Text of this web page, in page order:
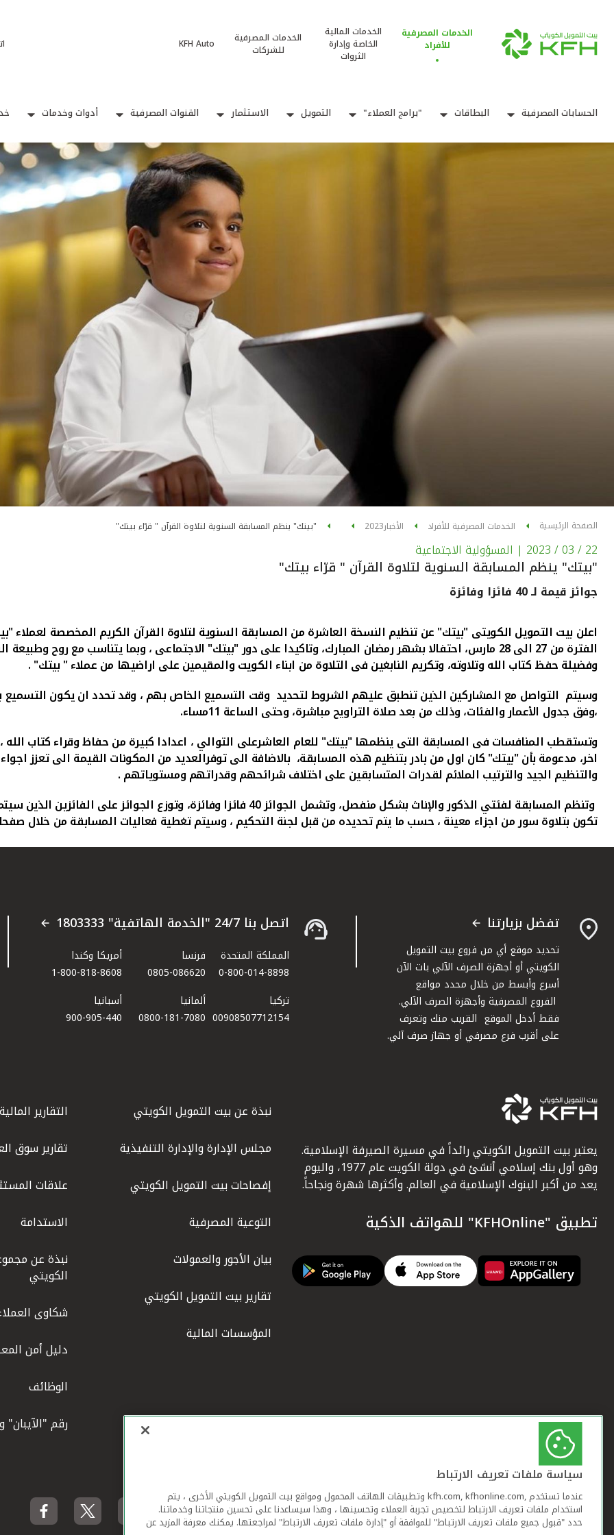
الخدمات المصرفية
للأفراد
الخدمات المالية
الخاصة وإدارة
الثروات
الخدمات المصرفية
للشركات
KFH Auto
الحسابات المصرفية البطاقات "برامج العملاء" التمويل الاستثمار القنوات المصرفية أدوات وخدمات
الصفحة الرئيسية الخدمات المصرفية للأفراد الأخبار2023 "بيتك" ينظم المسابقة السنوية لتلاوة القرآن " قرّاء بيتك"
22 / 03 / 2023 | المسؤولية الاجتماعية
"بيتك" ينظم المسابقة السنوية لتلاوة القرآن " قرّاء بيتك"
جوائز قيمة لـ 40 فائزا وفائزة
الفترة من 27 الى 28 مارس، احتفالا بشهر رمضان المبارك، وتاكيدا على دور "بيتك" الاجتماعى ، وبما يتناسب مع
وفضيلة حفظ كتاب الله وتلاوته، وتكريم النابغين فى التلاوة من ابناء الكويت والمقيمين على اراضيها من عملاء " بيتك" .
،وفق جدول الأعمار والفئات، وذلك من بعد صلاة التراويح مباشرة، وحتى الساعة 11مساء
.
وتستقطب المنافسات فى المسابقة التى ينظمها "بيتك" للعام العاشرعلى التوالي ، اعدادا كبيرة من حفاظ وقراء كتاب
اخر، مدعومة بأن "بيتك" كان اول من بادر بتنظيم هذه المسابقة، بالاضافة الى توفرالعديد من المكونات القيمة الى تعزز
والتنظيم الجيد والترتيب الملائم لقدرات المتسابقين على اختلاف شرائحهم وقدراتهم ومستوياتهم.
وتنظم المسابقة لفئتي الذكور والإناث بشكل منفصل، وتشمل الجوائز 40 فائزا
تكون بتلاوة سور من اجزاء معينة ، حسب ما يتم تحديده من قبل لجنة التحكيم ، وسيتم تغطية فعاليات المسابقة من خلال
تفضل بزيارتنا
تحديد موقع أي من فروع بيت التمويل
الكويتي أو أجهزة الصرف الآلي بات الآن
أسرع وأبسط من خلال محدد مواقع
الفروع المصرفية وأجهزة الصرف الآلي.
فقط أدخل الموقع القريب منك وتعرف
على أقرب فرع مصرفي أو جهاز صرف آلي.
اتصل بنا 24/7 "الخدمة الهاتفية" 1803333
المملكة المتحدة
0-800-014-8898
فرنسا
0805-086620
أمريكا وكندا
1-800-818-8608
تركيا
00908507712154​
ألمانيا
0800-181-7080
أسبانيا
900-905-440
يعتبر بيت التمويل الكويتي رائداً في مسيرة الصيرفة الإسلامية.
وهو أول بنك إسلامي أنشئ في دولة الكويت عام 1977، واليوم
يعد من أكبر البنوك الإسلامية في العالم. وأكثرها شهرة ونجاحاً.
تطبيق "KFHOnline" للهواتف الذكية
نبذة عن بيت التمويل الكويتي
مجلس الإدارة والإدارة التنفيذية
إفصاحات بيت التمويل الكويتي
التوعية المصرفية
بيان الأجور والعمولات
تقارير بيت التمويل الكويتي
المؤسسات المالية
التقارير المالية
تقارير سوق
علاقات
الاستدامة
نبذة عن
الكويتي
شكاوى
دليل أمن
الوظائف
رقم
سياسة ملفات تعريف الارتباط
عندما تستخدم ,kfh.com, kfhonline.com وتطبيقات الهاتف المحمول ومواقع بيت التمويل الكويتي الأخرى ، يتم
استخدام ملفات تعريف الارتباط لتخصيص تجربة العملاء وتحسينها ، وهذا سيساعدنا على تحسين منتجاتنا وخدماتنا.
حدد "قبول جميع ملفات تعريف الارتباط" للموافقة أو "إدارة ملفات تعريف الارتباط" لمراجعتها. يمكنك معرفة المزيد عن